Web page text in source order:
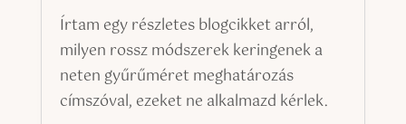
Írtam egy részletes blogcikket arról,
milyen rossz módszerek keringenek a
neten gyűrűméret meghatározás
címszóval, ezeket ne alkalmazd kérlek.